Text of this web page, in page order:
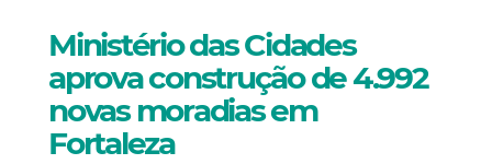
Ministério das Cidades
aprova construção de 4.992
novas moradias em
Fortaleza